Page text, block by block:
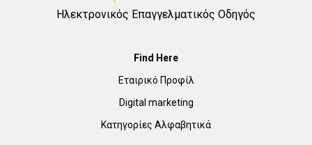
Ηλεκτρονικός Επαγγελματικός Οδηγός
Find Here
Εταιρικό Προφίλ
Digital marketing
Κατηγορίες Αλφαβητικά